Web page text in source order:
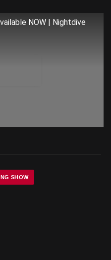
NOW | Nightdive
SHOW